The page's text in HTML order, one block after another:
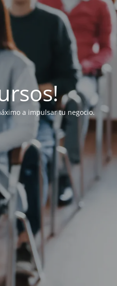
a impulsar tu negocio.